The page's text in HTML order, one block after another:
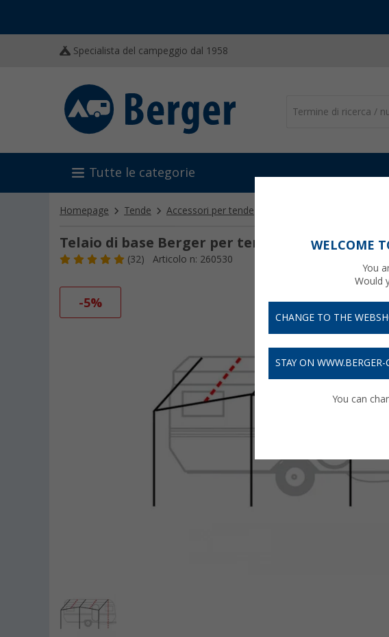
Specialista del campeggio dal 1958
Tutte le categorie
Homepage Tende Accessori per tende
Telaio di base Berger per tendalini in acciaio
(32) Articolo n: 260530
-5%
WELCOME
You
Would
CHANGE TO THE
STAY ON
You can